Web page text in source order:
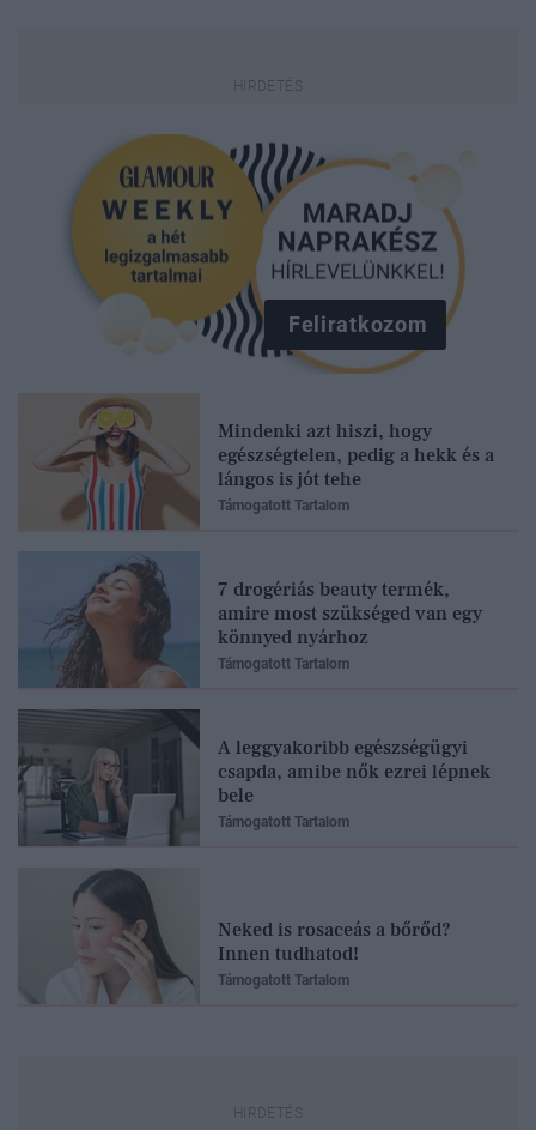
Feliratkozom
Mindenki azt hiszi, hogy
egészségtelen, pedig a hekk és a
lángos is jót tehe
Támogatott Tartalom
7 drogériás beauty termék,
amire most szükséged van egy
könnyed nyárhoz
Támogatott Tartalom
A leggyakoribb egészségügyi
csapda, amibe nők ezrei lépnek
bele
Támogatott Tartalom
Neked is rosaceás a bőrőd?
Innen tudhatod!
Támogatott Tartalom